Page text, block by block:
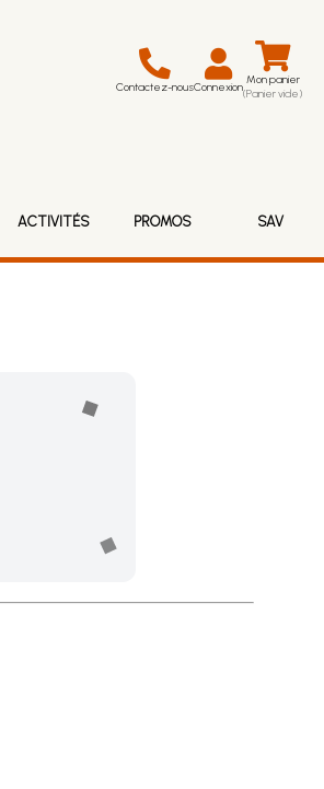
Contactez-nousConnexion Mon panier
(Panier vide)
ACTIVITÉS PROMOS SAV